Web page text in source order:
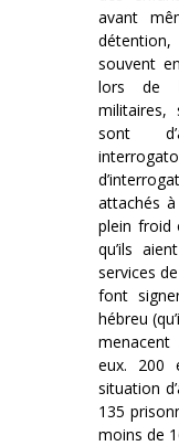
avant
souvent
lors de
militaires,
sont
attachés
plein froid
qu’ils
services
font
hébreu
menacent
eux. 200
situation
135
moins de